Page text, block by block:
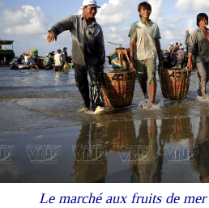
Le marché aux fruits de